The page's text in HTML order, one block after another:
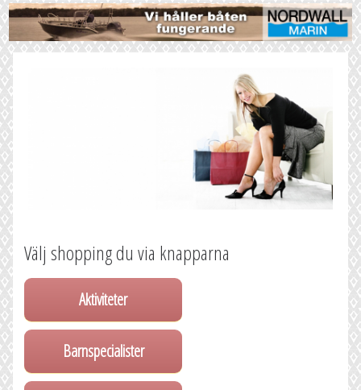
Välj shopping du via knapparna
Aktiviteter
Barnspecialister